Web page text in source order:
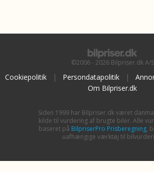
©2006 - 2026 Bilpriser.dk A/S
Cookiepolitik | Persondatapolitik |
Om Bilpriser.dk
Siden 1999 har Bilpriser.dk været
kilde til vurdering af brugte biler. Alle
baseret på BilpriserPro Prisberegning,
uafhængige værktøj til